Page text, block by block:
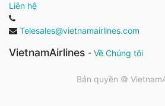
Liên hệ
Telesales@vietnamairlines.com
VietnamAirlines - Về Chúng tôi
Bản quyền ©